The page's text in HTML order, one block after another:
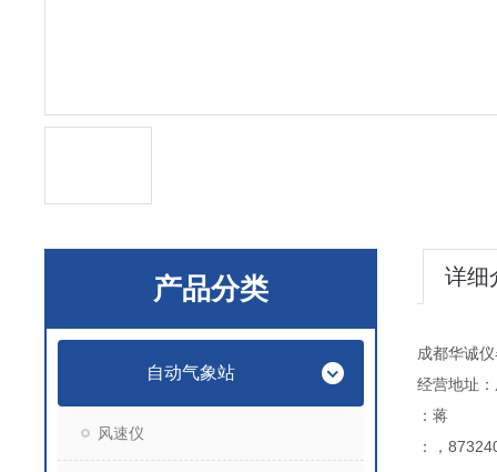
产品分类
自动气象站
风速仪
详细
成都华诚
经营地址
：蒋
：，